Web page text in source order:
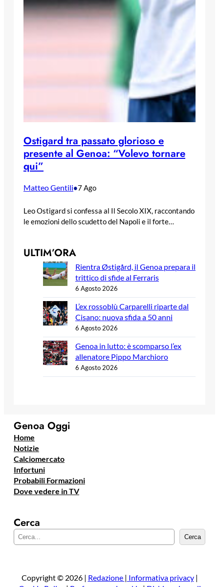
Ostigard tra passato glorioso e
presente al Genoa: “Volevo tornare
qui”
Matteo Gentili•7 Ago
Leo Ostigard si confessa al Il Secolo XIX, raccontando
le emozioni dello scudetto del Napoli e il forte…
ULTIM’ORA
Rientra Østigård, il Genoa prepara il
trittico di sfide al Ferraris
6 Agosto 2026
L’ex rossoblù Carparelli riparte dal
Cisano: nuova sfida a 50 anni
6 Agosto 2026
Genoa in lutto: è scomparso l’ex
allenatore Pippo Marchioro
6 Agosto 2026
Genoa Oggi
Home
Notizie
Calciomercato
Infortuni
Probabili Formazioni
Dove vedere in TV
Cerca
e
a
Cerca
Copyright © 2026 | Redazione | Informativa privacy|